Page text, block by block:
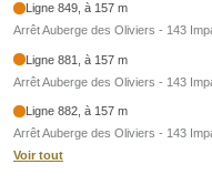
Ligne 849, à 157 m
Arrêt Auberge des Oliviers - 143
Ligne 881, à 157 m
Arrêt Auberge des Oliviers - 143
Ligne 882, à 157 m
Arrêt Auberge des Oliviers - 143
Voir tout